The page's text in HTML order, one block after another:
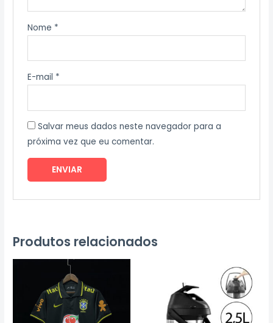
Nome *
E-mail *
Salvar meus dados neste navegador para a
próxima vez que eu comentar.
Produtos relacionados